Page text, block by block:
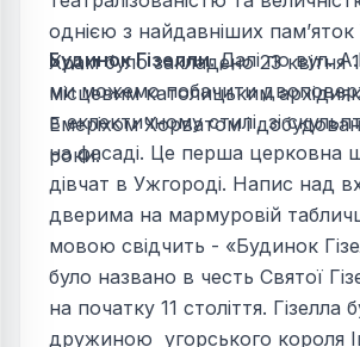
однією з найдавніших
Храм було закладено 23 квітня
місцевим католицьким
Емеріхом Хорватом і
роки.
Будинок Гізелли.Далі по вул.
ми можемо побачити
в еклектичному стилі, зі
на фасаді. Це перша церковна
дівчат в Ужгороді. Напис над
дверима на мармуровій
мовою свідчить - «Будинок
було названо в честь Святої
на початку 11 століття. Гізелла
дружиною угорського короля